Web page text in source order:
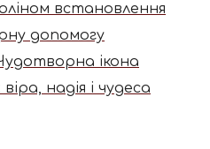
встановлення
допомогу
ікона
надія і чудеса